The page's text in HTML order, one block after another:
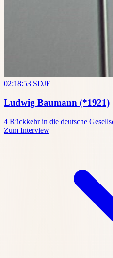
02:18:53 SDJE
Ludwig Baumann (*1921)
4 Rückkehr in die deutsche
Zum Interview